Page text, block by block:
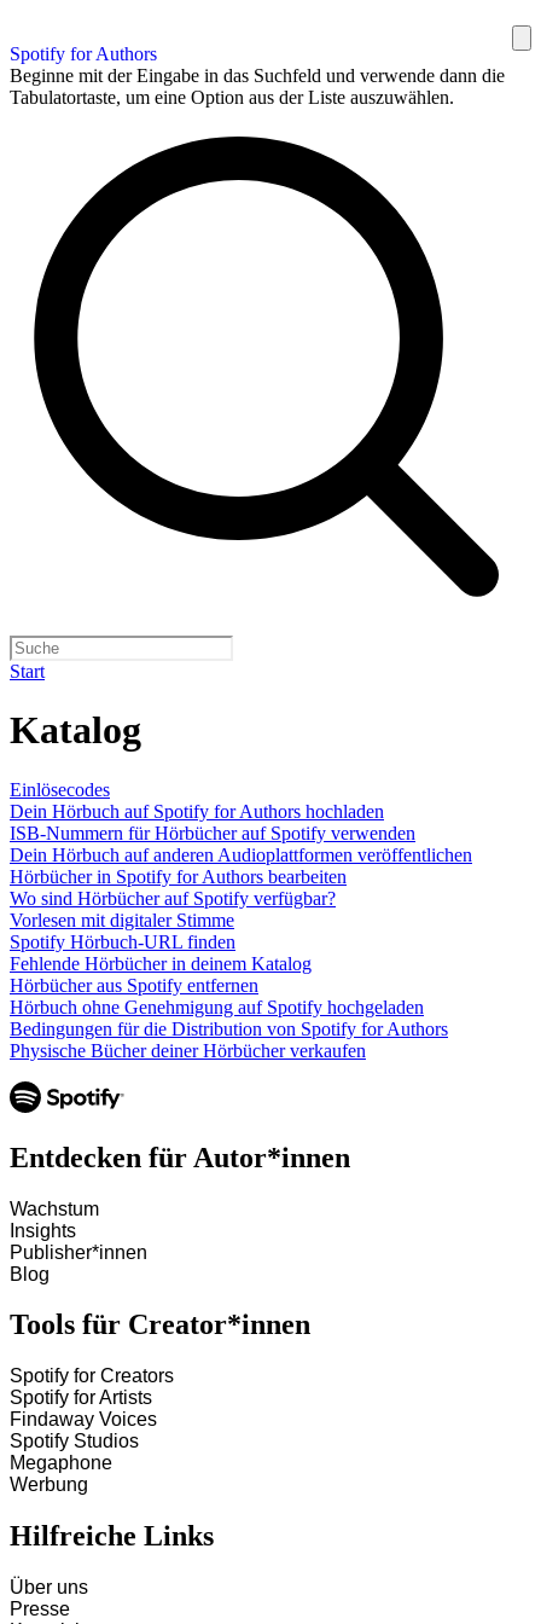
Spotify for Authors
Beginne mit der Eingabe in das Suchfeld und verwende dann die
Tabulatortaste, um eine Option aus der Liste auszuwählen.
Start
Katalog
Einlösecodes
Dein Hörbuch auf Spotify for Authors hochladen
ISB-Nummern für Hörbücher auf Spotify verwenden
Dein Hörbuch auf anderen Audioplattformen veröffentlichen
Hörbücher in Spotify for Authors bearbeiten
Wo sind Hörbücher auf Spotify verfügbar?
Vorlesen mit digitaler Stimme
Spotify Hörbuch-URL finden
Fehlende Hörbücher in deinem Katalog
Hörbücher aus Spotify entfernen
Hörbuch ohne Genehmigung auf Spotify hochgeladen
Bedingungen für die Distribution von Spotify for Authors
Physische Bücher deiner Hörbücher verkaufen
Entdecken für Autor*innen
Wachstum
Insights
Publisher*innen
Blog
Tools für Creator*innen
Spotify for Creators
Spotify for Artists
Findaway Voices
Spotify Studios
Megaphone
Werbung
Hilfreiche Links
Über uns
Presse